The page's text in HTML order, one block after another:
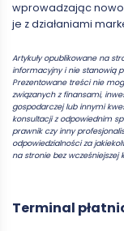
wprowadzając
je z działaniami
Artykuły opublikowane na
informacyjny i nie stanowią
Prezentowane treści nie
związanych z finansami,
gospodarczej lub innymi
konsultacji z odpowiednim
prawnik czy inny
odpowiedzialności za
na stronie bez wcześniejszej
Terminal